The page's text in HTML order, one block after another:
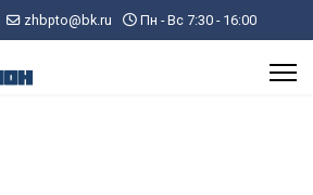
zhbpto@bk.ru Пн - Вс 7:30 - 16:00